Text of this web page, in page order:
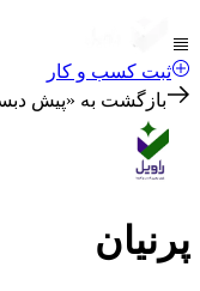
ثبت کسب و کار
بازگشت به «پیش
پرنیان